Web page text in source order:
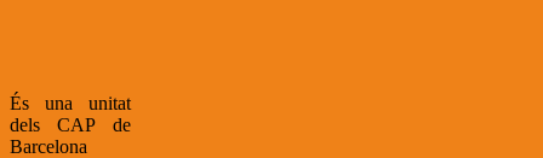
És una unitat
dels CAP de
Barcelona